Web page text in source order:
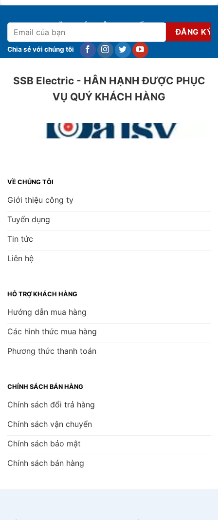
ĐĂNG KÝ NHẬN KHUYẾN MẠI
Chia sẻ với chúng tôi
SSB Electric - HÂN HẠNH ĐƯỢC PHỤC
VỤ QUÝ KHÁCH HÀNG
VỀ CHÚNG TÔI
Giới thiệu công ty
Tuyển dụng
Tin tức
Liên hệ
HỖ TRỢ KHÁCH HÀNG
Hướng dẫn mua hàng
Các hình thức mua hàng
Phương thức thanh toán
CHÍNH SÁCH BÁN HÀNG
Chính sách đổi trả hàng
Chính sách vận chuyển
Chính sách bảo mật
Chính sách bán hàng